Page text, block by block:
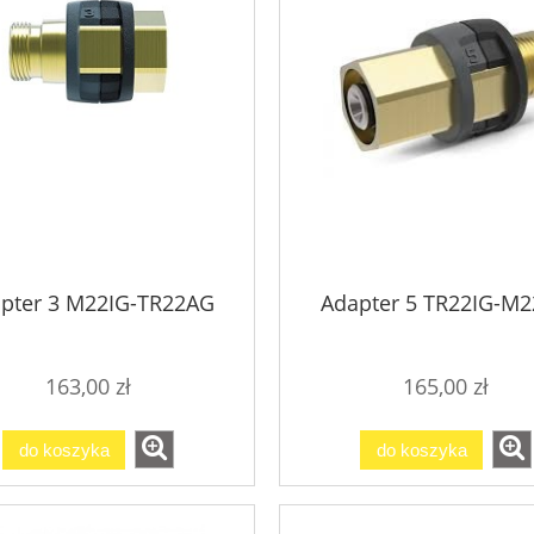
Cleaner - środek
do wnętrz 25L
Active Diamond Foam 5L
3 M22IG-TR22AG
163,00 zł
do koszyka
Adapter 5 TR22IG-
165,00 zł
do koszyka